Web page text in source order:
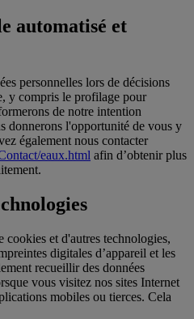
automatisé et
personnelles lors de décisions
y compris le profilage pour
de notre intention
donnerons l'opportunité de vous y
également nous contacter
eaux.html afin d’obtenir plus
et d'autres technologies,
digitales d’appareil et les
recueillir des données
vous visitez nos sites Internet
mobiles ou tierces. Cela